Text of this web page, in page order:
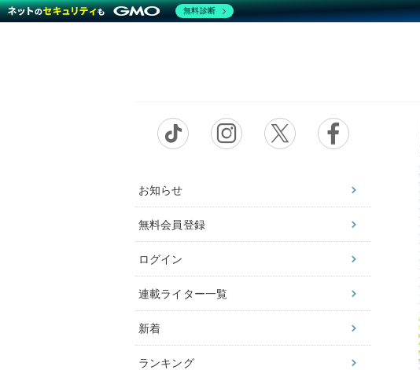
お知らせ
無料会員登録
ログイン
連載ライター一覧
新着
ランキング
無料診断